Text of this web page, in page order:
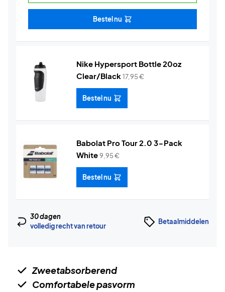
Bestel nu
Nike Hypersport Bottle 20oz
Clear/Black17,95€
Bestel nu
Babolat Pro Tour 2.0 3-Pack
White9,95€
Bestel nu
30 dagen
volledig recht van retour
Betaalmiddelen
Zweetabsorberend
Comfortabele pasvorm